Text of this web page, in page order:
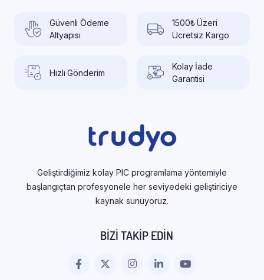
Güvenli Ödeme
Altyapısı
1500₺ Üzeri
Ücretsiz Kargo
Hızlı Gönderim
Kolay İade
Garantisi
Geliştirdiğimiz kolay PIC programlama yöntemiyle
başlangıçtan profesyonele her seviyedeki geliştiriciye
kaynak sunuyoruz.
BIZI TAKIP EDIN